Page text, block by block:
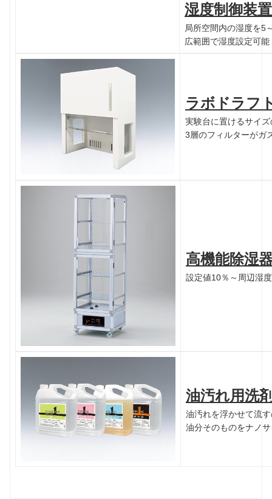
湿度制御装置
局所空間内の湿度を5
広範囲で湿度設定可能
ラボドラフ
実験台に置けるサイ
3層のフィルターがガ
高機能除湿
設定値10％～周辺湿
油汚れ用洗
油汚れを浮かせて流
油分そのものをナノ